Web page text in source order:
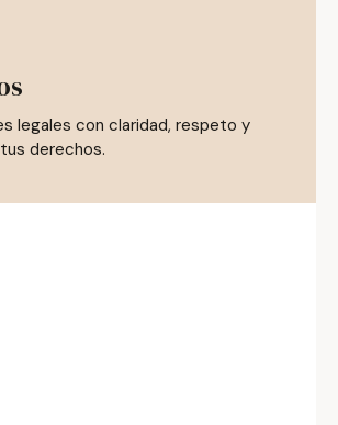
legales con claridad, respeto y
derechos.